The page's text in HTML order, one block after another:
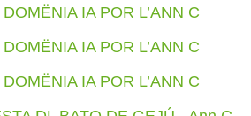
IA POR L’ANN C
IA POR L’ANN C
IA POR L’ANN C